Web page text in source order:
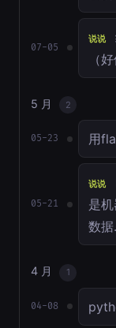
07-05
说说
（
5 月 2
05-23 用
05-21
说说
是
数
4 月 1
04-08